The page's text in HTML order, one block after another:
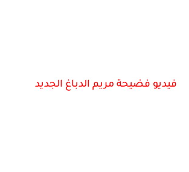
فيديو فضيحة مريم الدباغ الجديد